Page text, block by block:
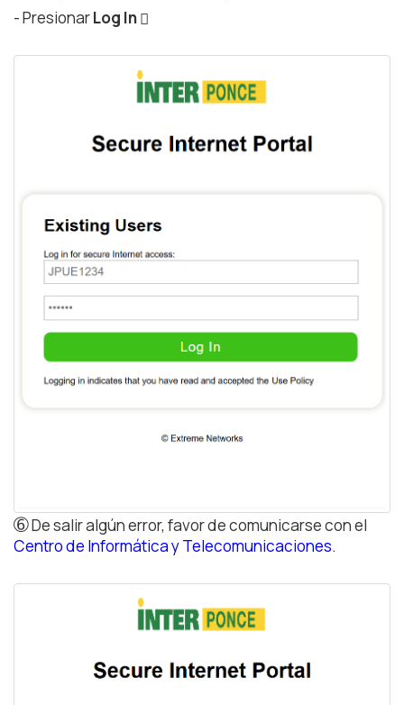
- PresionarLog In
➅De salir algún error, favor de comunicarse con el
Centro de Informática y Telecomunicaciones.